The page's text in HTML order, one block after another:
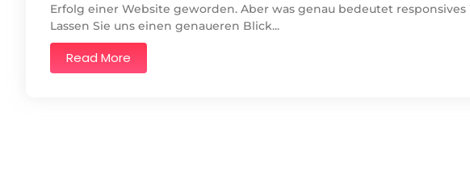
Erfolg einer Website geworden. Aber was genau bedeutet
Lassen Sie uns einen genaueren Blick...
Read More